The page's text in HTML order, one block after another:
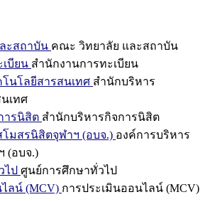
ะสถาบัน คณะ วิทยาลัย และสถาบัน
บียน สำนักงานการทะเบียน
นโลยีสารสนเทศ สำนักบริหาร
เทศ
ารนิสิต สำนักบริหารกิจการนิสิต
มสรนิสิตจุฬาฯ (อบจ.) องค์การบริหาร
(อบจ.)
ไป ศูนย์การศึกษาทั่วไป
ลน์ (MCV) การประเมินออนไลน์ (MCV)